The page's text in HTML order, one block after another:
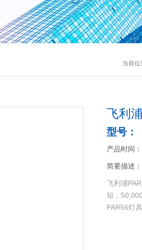
当前位
飞利
型号：
产品时间
简要描述：
飞利浦
短，
PAR56灯